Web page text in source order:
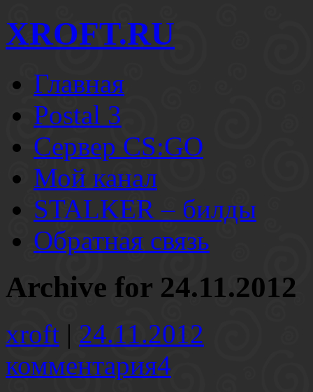
XROFT.RU
Главная
Postal 3
Сервер CS:GO
Мой канал
STALKER – билды
Обратная связь
Archive for 24.11.2012
xroft | 24.11.2012
комментария4